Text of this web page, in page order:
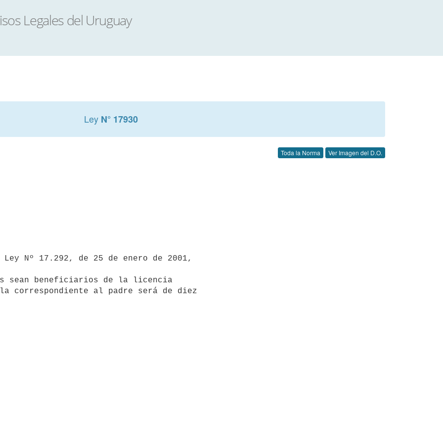
Ley N° 17930
Toda la Norma Ver Imagen del D.O.
sean beneficiarios de la licencia
correspondiente al padre será de diez